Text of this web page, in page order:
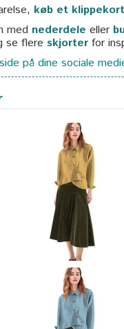
køb et klippekort
med nederdele eller
se flere skjorter for
på dine sociale